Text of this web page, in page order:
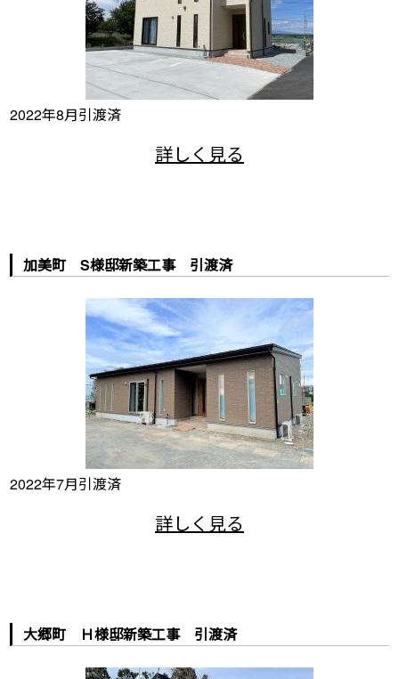
2022年8月引渡済
加美町 S様邸新築工事 引渡済
2022年7月引渡済
大郷町 Ｈ様邸新築工事 引渡済